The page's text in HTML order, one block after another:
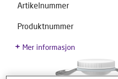
Artikelnummer
Produktnummer
Mer informasjon